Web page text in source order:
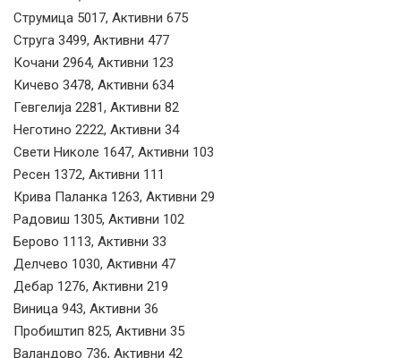
Струмица 5017, Активни 675
Струга 3499, Активни 477
Кочани 2964, Активни 123
Кичево 3478, Активни 634
Гевгелија 2281, Активни 82
Неготино 2222, Активни 34
Свети Николе 1647, Активни 103
Ресен 1372, Активни 111
Крива Паланка 1263, Активни 29
Радовиш 1305, Активни 102
Берово 1113, Активни 33
Делчево 1030, Активни 47
Дебар 1276, Активни 219
Виница 943, Активни 36
Пробиштип 825, Активни 35
Валандово 736, Активни 42